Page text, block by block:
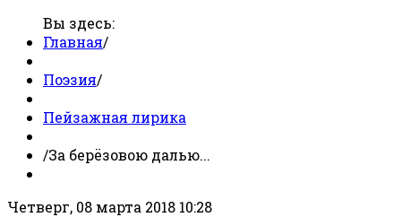
Вы здесь:
Главная/
Поэзия/
Пейзажная лирика
/За берёзовою далью...
Четверг, 08 марта 2018 10:28